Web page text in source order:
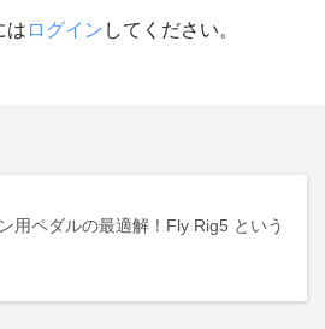
は ログイン してください。
用ペダルの最適解！Fly Rig5 という